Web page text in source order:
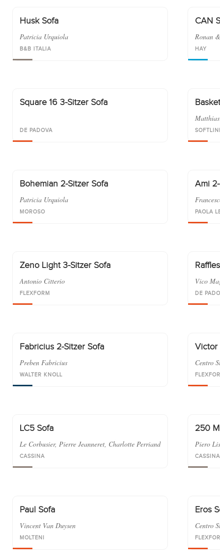
Husk Sofa
Patricia Urquiola
B&B ITALIA
CAN
Ronan
HAY
Square 16 3-Sitzer Sofa
DE PADOVA
Bohemian 2-Sitzer Sofa
Patricia Urquiola
MOROSO
Ami
PAOLA
Zeno Light 3-Sitzer Sofa
Antonio Citterio
FLEXFORM
Vico
DE
Fabricius 2-Sitzer Sofa
Preben Fabricius
WALTER KNOLL
Victor
Centro
LC5 Sofa
Le Corbusier, Pierre Jeanneret, Charlotte Perriand
CASSINA
250
Piero
CASSINA
Paul Sofa
Vincent Van Duysen
MOLTENI
Eros
Centro